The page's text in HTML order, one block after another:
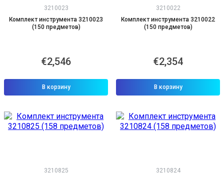
3210023
Комплект инструмента 3210023
(150 предметов)
€2,546
В корзину
3210022
Комплект инструмента 3210022
(150 предметов)
€2,354
В корзину
3210825
3210824